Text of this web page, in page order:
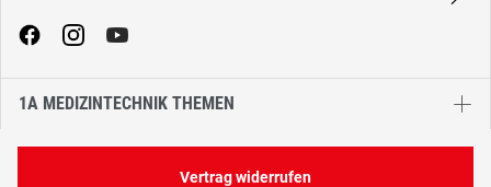
1A MEDIZINTECHNIK THEMEN
Vertrag widerrufen